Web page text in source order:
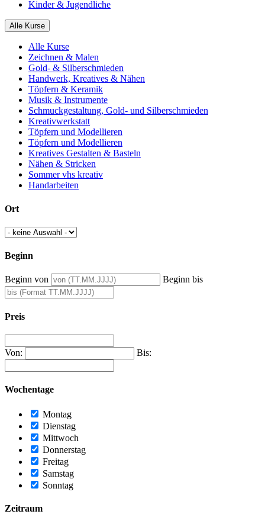
Kinder & Jugendliche
Alle Kurse
Alle Kurse
Zeichnen & Malen
Gold- & Silberschmieden
Handwerk, Kreatives & Nähen
Töpfern & Keramik
Musik & Instrumente
Schmuckgestaltung, Gold- und Silberschmieden
Kreativwerkstatt
Töpfern und Modellieren
Töpfern und Modellieren
Kreatives Gestalten & Basteln
Nähen & Stricken
Sommer vhs kreativ
Handarbeiten
Ort
Beginn
Beginn von Beginn bis
Preis
Von: Bis:
Wochentage
Montag
Dienstag
Mittwoch
Donnerstag
Freitag
Samstag
Sonntag
Zeitraum